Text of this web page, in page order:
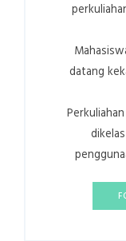
datang